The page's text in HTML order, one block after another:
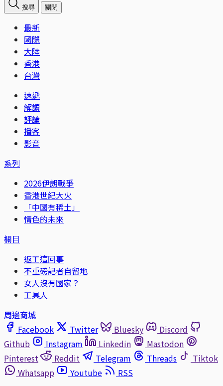
搜尋 關閉
最新
國際
大陸
香港
台灣
速遞
解讀
評論
播客
影音
系列
2026伊朗戰爭
香港世紀大火
「中國有稀土」
情色的未來
欄目
返工這回事
不重磅記者自留地
女人沒有國家？
工具人
周邊商城
Facebook
Twitter Bluesky
Discord
Github
Instagram Linkedin
Mastodon
Pinterest
Reddit Telegram Threads
Tiktok
Whatsapp
Youtube
RSS